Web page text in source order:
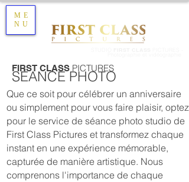
ME
NU
FIRST CLASS PICTURES
SÉANCE PHOTO
Que ce soit pour célébrer un anniversaire
ou simplement pour vous faire plaisir, optez
pour le service de séance photo studio de
First Class Pictures et transformez chaque
instant en une expérience mémorable,
capturée de manière artistique. Nous
comprenons l'importance de chaque